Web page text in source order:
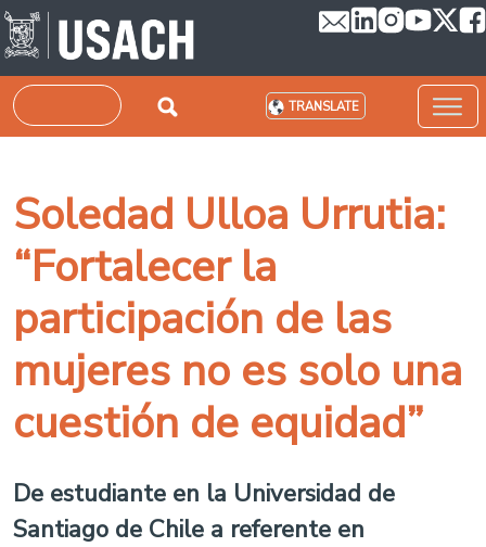
Skip to main content
Search TRANSLATE
Soledad Ulloa Urrutia:
“Fortalecer la
participación de las
mujeres no es solo una
cuestión de equidad”
De estudiante en la Universidad de
Santiago de Chile a referente en